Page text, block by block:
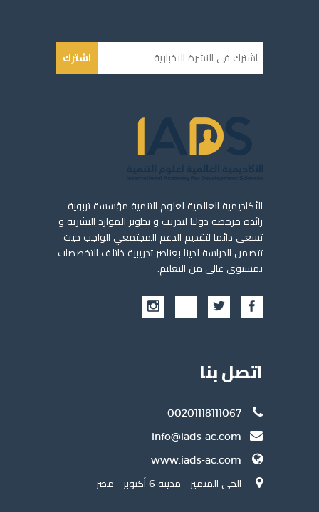
اشترك
الأكاديمية العالمية لعلوم التنمية مؤسسة تربوية
رائدة مرخصة دوليا لتدريب و تطوير الموارد البشرية و
تسعى دائما لتقديم الدعم المجتمعي الواجب حيث
تتضمن الدراسة لدينا بعناصر تدريبية ذاتلف التخصصات
بمستوى عالي من التعليم.
اتصل بنا
00201118111067
info@iads-ac.com
www.iads-ac.com
الحي المتميز - مدينة 6 أكتوبر - مصر